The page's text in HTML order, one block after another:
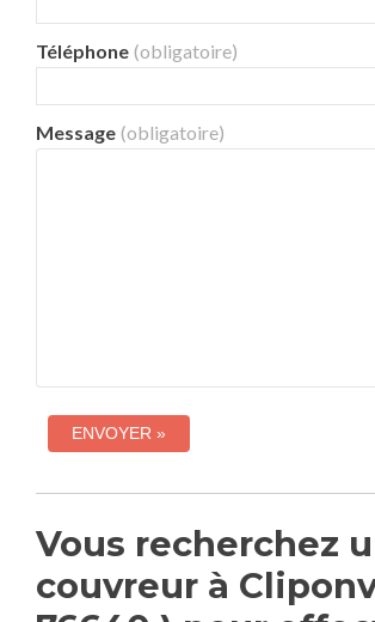
Téléphone (obligatoire)
Message (obligatoire)
Vous recherchez
couvreur à